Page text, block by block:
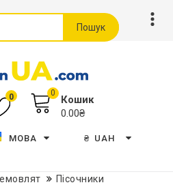
Пошук
0 0
Кошик
0.00₴
МОВА ₴ UAH
Пісочники